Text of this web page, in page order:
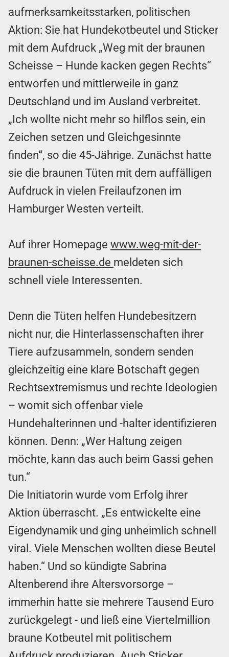
aufmerksamkeitsstarken, politischen
Aktion: Sie hat Hundekotbeutel und Sticker
mit dem Aufdruck „Weg mit der braunen
Scheisse – Hunde kacken gegen Rechts“
entworfen und mittlerweile in ganz
Deutschland und im Ausland verbreitet.
„Ich wollte nicht mehr so hilflos sein, ein
Zeichen setzen und Gleichgesinnte
finden“, so die 45-Jährige. Zunächst hatte
sie die braunen Tüten mit dem auffälligen
Aufdruck in vielen Freilaufzonen im
Hamburger Westen verteilt.
Auf ihrer Homepage www.weg-mit-der-
braunen-scheisse.de meldeten sich
schnell viele Interessenten.
Denn die Tüten helfen Hundebesitzern
nicht nur, die Hinterlassenschaften ihrer
Tiere aufzusammeln, sondern senden
gleichzeitig eine klare Botschaft gegen
Rechtsextremismus und rechte Ideologien
– womit sich offenbar viele
Hundehalterinnen und -halter identifizieren
können. Denn: „Wer Haltung zeigen
möchte, kann das auch beim Gassi gehen
tun.“
Die Initiatorin wurde vom Erfolg ihrer
Aktion überrascht. „Es entwickelte eine
Eigendynamik und ging unheimlich schnell
viral. Viele Menschen wollten diese Beutel
haben.“ Und so kündigte Sabrina
Altenberend ihre Altersvorsorge –
immerhin hatte sie mehrere Tausend Euro
zurückgelegt - und ließ eine Viertelmillion
braune Kotbeutel mit politischem